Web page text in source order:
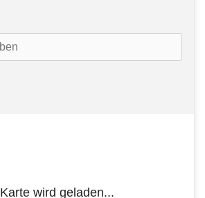
Karte wird geladen...